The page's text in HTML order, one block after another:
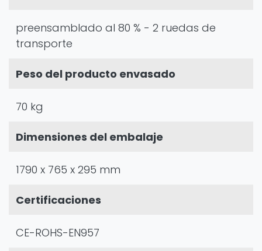
preensamblado al 80 % - 2 ruedas de
transporte
Peso del producto envasado
70 kg
Dimensiones del embalaje
1790 x 765 x 295 mm
Certificaciones
CE-ROHS-EN957